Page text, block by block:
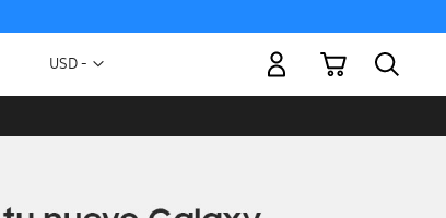
Moneda
USD -
Mi carrito